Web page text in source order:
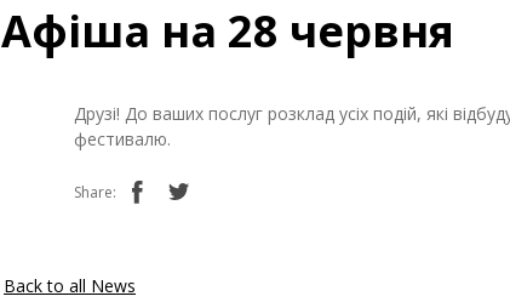
Афіша на 28 червня
Друзі! До ваших послуг розклад усіх подій, які
фестивалю.
Share:
Back to all News